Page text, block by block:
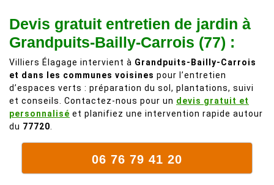
comme on en
fait plus!
débordait trop
chez les
voisins et
plein de bois
mort. C'est
délicat parce
que c'est un
Devis gratuit entretien de jardin à
Grandpuits-Bailly-Carrois (77) :
Villiers Élagage intervient à Grandpuits-Bailly-Carrois
et dans les communes voisines pour l’entretien
d’espaces verts : préparation du sol, plantations, suivi
et conseils. Contactez-nous pour un devis gratuit et
personnalisé et planifiez une intervention rapide autour
du 77720
06 76 79 41 20